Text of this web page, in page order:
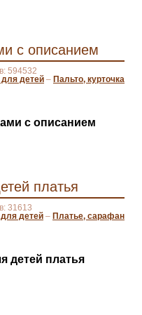
с описанием
594532
для детей – Пальто, курточка
с описанием
платья
31613
детей – Платье, сарафан
детей платья